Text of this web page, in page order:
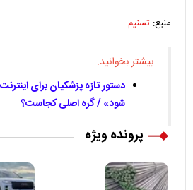
منبع: تسنیم
بیشتر بخوانید:
دستور تازه پزشکیان برای
شود» / گره اصلی کجاست؟
پرونده ویژه